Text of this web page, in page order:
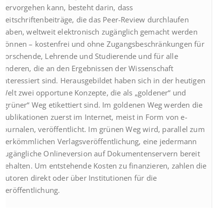
hervorgehen kann, besteht darin, dass
Zeitschriftenbeiträge, die das Peer-Review durchlaufen
haben, weltweit elektronisch zugänglich gemacht werden
können – kostenfrei und ohne Zugangsbeschränkungen für
Forschende, Lehrende und Studierende und für alle
anderen, die an den Ergebnissen der Wissenschaft
interessiert sind. Herausgebildet haben sich in der heutigen
Welt zwei opportune Konzepte, die als „goldener“ und
„grüner“ Weg etikettiert sind. Im goldenen Weg werden die
Publikationen zuerst im Internet, meist in Form von e-
Journalen, veröffentlicht. Im grünen Weg wird, parallel zum
herkömmlichen Verlagsveröffentlichung, eine jedermann
zugängliche Onlineversion auf Dokumentenservern bereit
gehalten. Um entstehende Kosten zu finanzieren, zahlen die
Autoren direkt oder über Institutionen für die
Veröffentlichung.